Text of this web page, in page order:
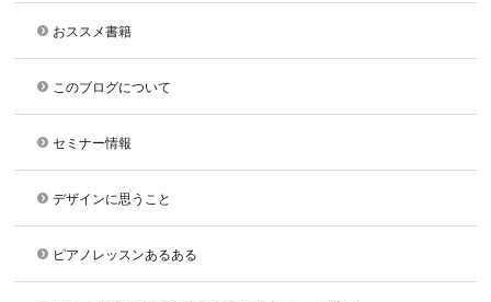
おススメ書籍
このブログについて
セミナー情報
デザインに思うこと
ピアノレッスンあるある